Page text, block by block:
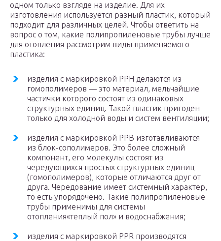
одном только взгляде на изделие. Для их
изготовления используется разный пластик, который
подходит для различных целей. Чтобы ответить на
вопрос о том, какие полипропиленовые трубы лучше
для отопления рассмотрим виды применяемого
пластика:
изделия с маркировкой РРН делаются из
гомополимеров — это материал, мельчайшие
частички которого состоят из одинаковых
структурных единиц. Такой пластик пригоден
только для холодной воды и систем вентиляции;
изделия с маркировкой РРВ изготавливаются
из блок-сополимеров. Это более сложный
компонент, его молекулы состоят из
чередующихся простых структурных единиц
(гомополимеров), которые отличаются друг от
друга. Чередование имеет системный характер,
то есть упорядочено. Такие полипропиленовые
трубы применимы для системы
отопления«теплый пол» и водоснабжения;
изделия с маркировкой РРR производятся